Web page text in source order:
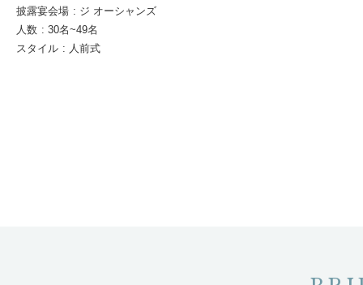
披露宴会場 : ジ オーシャンズ
人数 : 30名~49名
スタイル : 人前式